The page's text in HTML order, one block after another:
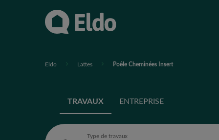
Eldo Lattes Poêle Cheminées Insert
TRAVAUX ENTREPRISE
Type de travaux